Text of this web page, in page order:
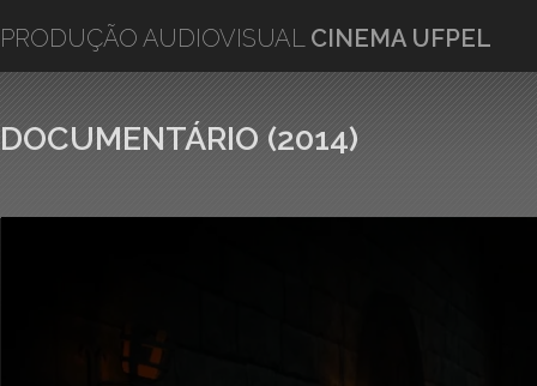
PRODUÇÃO AUDIOVISUAL CINEMA UFPEL
DOCUMENTÁRIO (2014)